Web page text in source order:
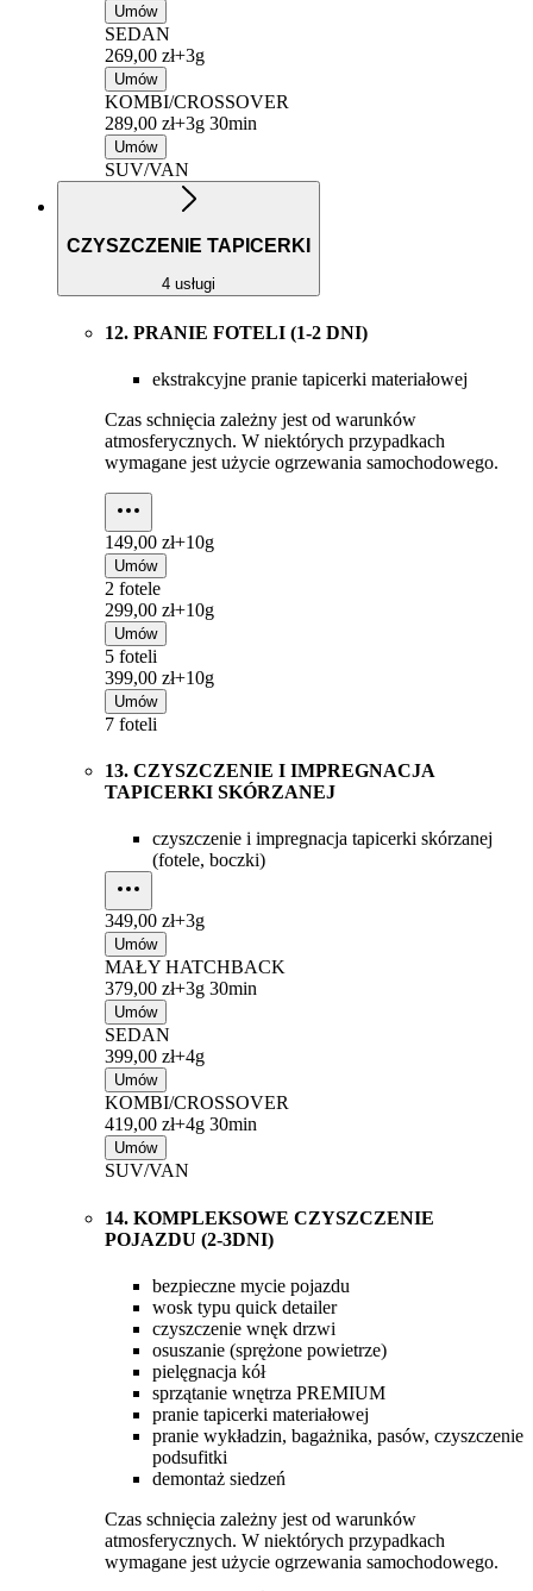
Umów
SEDAN
269,00 zł+3g
Umów
KOMBI/CROSSOVER
289,00 zł+3g 30min
Umów
SUV/VAN
CZYSZCZENIE TAPICERKI
4 usługi
12. PRANIE FOTELI (1-2 DNI)
ekstrakcyjne pranie tapicerki materiałowej
Czas schnięcia zależny jest od warunków
atmosferycznych. W niektórych przypadkach
wymagane jest użycie ogrzewania samochodowego.
149,00 zł+10g
Umów
2 fotele
299,00 zł+10g
Umów
5 foteli
399,00 zł+10g
Umów
7 foteli
13. CZYSZCZENIE I IMPREGNACJA
TAPICERKI SKÓRZANEJ
czyszczenie i impregnacja tapicerki skórzanej
(fotele, boczki)
349,00 zł+3g
Umów
MAŁY HATCHBACK
379,00 zł+3g 30min
Umów
SEDAN
399,00 zł+4g
Umów
KOMBI/CROSSOVER
419,00 zł+4g 30min
Umów
SUV/VAN
14. KOMPLEKSOWE CZYSZCZENIE
POJAZDU (2-3DNI)
bezpieczne mycie pojazdu
wosk typu quick detailer
czyszczenie wnęk drzwi
osuszanie (sprężone powietrze)
pielęgnacja kół
sprzątanie wnętrza PREMIUM
pranie tapicerki materiałowej
pranie wykładzin, bagażnika, pasów, czyszczenie
podsufitki
demontaż siedzeń
Czas schnięcia zależny jest od warunków
atmosferycznych. W niektórych przypadkach
wymagane jest użycie ogrzewania samochodowego.